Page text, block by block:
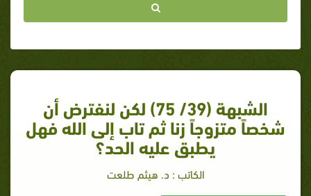
الشبهة (39/ 75) لكن لنفترض أن
شخصاً متزوجاً زنا ثم تاب إلى الله فهل
يطبق عليه الحد؟
الكاتب : د. هيثم طلعت